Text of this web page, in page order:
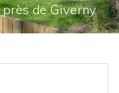
de Giverny